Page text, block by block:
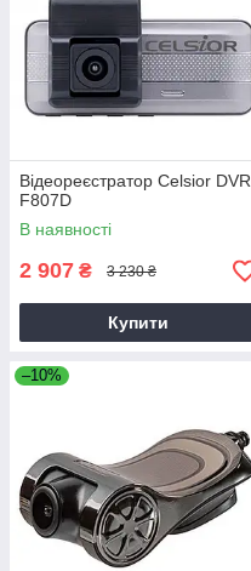
Відеореєстратор Celsior DVR
F807D
В наявності
2 907 ₴ 3 230 ₴
Купити
–10%